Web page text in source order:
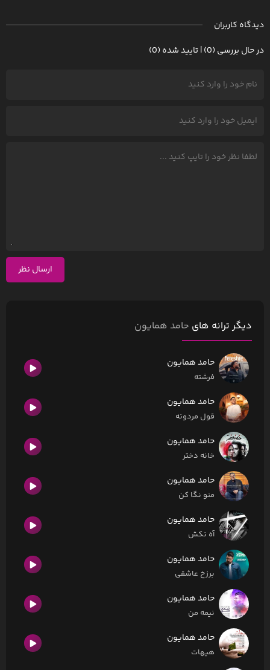
دیدگاه کاربران
در حال بررسی (0) | تایید شده (0)
ارسال نظر
دیگر ترانه های حامد همایون
حامد همایون
فرشته
حامد همایون
قول مردونه
حامد همایون
خانه دختر
حامد همایون
منو نگا کن
حامد همایون
آه نکش
حامد همایون
برزخ عاشقی
حامد همایون
نیمه من
حامد همایون
هیهات